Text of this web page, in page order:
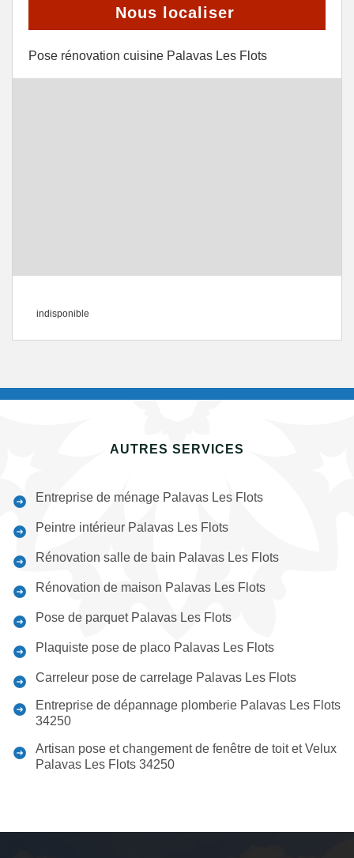
Nous localiser
Pose rénovation cuisine Palavas Les Flots
indisponible
AUTRES SERVICES
Entreprise de ménage Palavas Les Flots
Peintre intérieur Palavas Les Flots
Rénovation salle de bain Palavas Les Flots
Rénovation de maison Palavas Les Flots
Pose de parquet Palavas Les Flots
Plaquiste pose de placo Palavas Les Flots
Carreleur pose de carrelage Palavas Les Flots
Entreprise de dépannage plomberie Palavas Les Flots
34250
Artisan pose et changement de fenêtre de toit et Velux
Palavas Les Flots 34250